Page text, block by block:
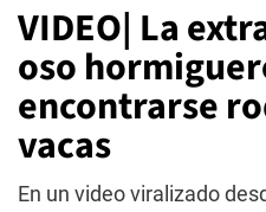
VIDEO| La
oso
encontrarse
vacas
En un video viralizado